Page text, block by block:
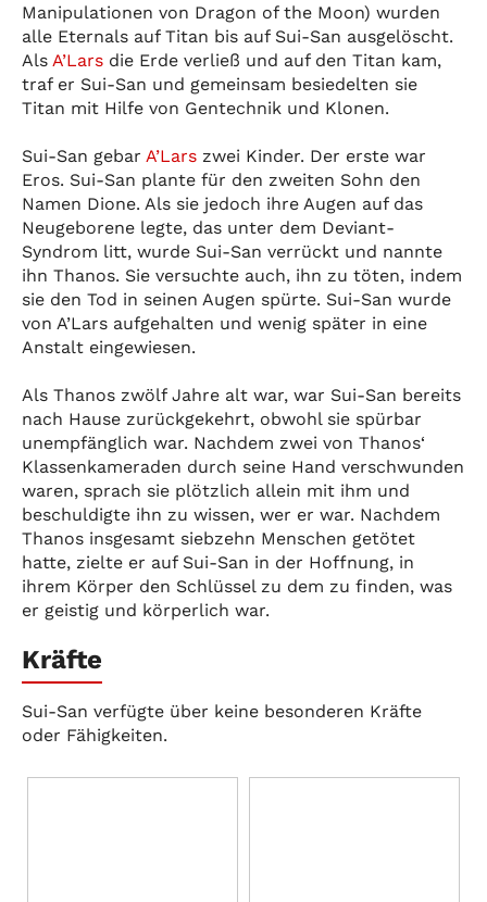
Manipulationen von Dragon of the Moon) wurden
alle Eternals auf Titan bis auf Sui-San ausgelöscht.
Als A’Lars die Erde verließ und auf den Titan kam,
traf er Sui-San und gemeinsam besiedelten sie
Titan mit Hilfe von Gentechnik und Klonen.
Sui-San gebar A’Lars zwei Kinder. Der erste war
Eros. Sui-San plante für den zweiten Sohn den
Namen Dione. Als sie jedoch ihre Augen auf das
Neugeborene legte, das unter dem Deviant-
Syndrom litt, wurde Sui-San verrückt und nannte
ihn Thanos. Sie versuchte auch, ihn zu töten, indem
sie den Tod in seinen Augen spürte. Sui-San wurde
von A’Lars aufgehalten und wenig später in eine
Anstalt eingewiesen.
Als Thanos zwölf Jahre alt war, war Sui-San bereits
nach Hause zurückgekehrt, obwohl sie spürbar
unempfänglich war. Nachdem zwei von Thanos‘
Klassenkameraden durch seine Hand verschwunden
waren, sprach sie plötzlich allein mit ihm und
beschuldigte ihn zu wissen, wer er war. Nachdem
Thanos insgesamt siebzehn Menschen getötet
hatte, zielte er auf Sui-San in der Hoffnung, in
ihrem Körper den Schlüssel zu dem zu finden, was
er geistig und körperlich war.
Kräfte
Sui-San verfügte über keine besonderen Kräfte
oder Fähigkeiten.